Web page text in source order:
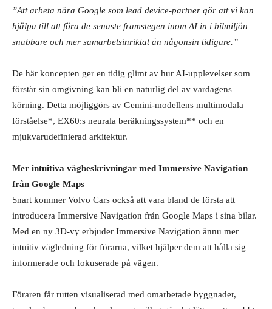
”Att arbeta nära Google som lead device-partner gör att vi kan
hjälpa till att föra de senaste framstegen inom AI in i bilmiljön
snabbare och mer samarbetsinriktat än någonsin tidigare.”
De här koncepten ger en tidig glimt av hur AI‑upplevelser som
förstår sin omgivning kan bli en naturlig del av vardagens
körning. Detta möjliggörs av Gemini‑modellens multimodala
förståelse*, EX60:s neurala beräkningssystem** och en
mjukvarudefinierad arkitektur.
Mer intuitiva vägbeskrivningar med Immersive Navigation
från Google Maps
Snart kommer Volvo Cars också att vara bland de första att
introducera Immersive Navigation från Google Maps i sina bilar.
Med en ny 3D-vy erbjuder Immersive Navigation ännu mer
intuitiv vägledning för förarna, vilket hjälper dem att hålla sig
informerade och fokuserade på vägen.
Föraren får rutten visualiserad med omarbetade byggnader,